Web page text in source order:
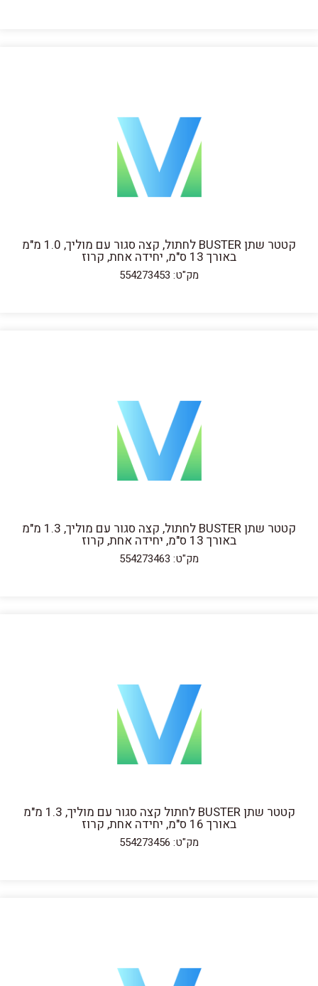
קטטר שתן BUSTER לחתול, קצה סגור עם מוליך, 1.0 מ"מ
באורך 13 ס"מ, יחידה אחת, קרוז
מק"ט: 554273453
קטטר שתן BUSTER לחתול, קצה סגור עם מוליך, 1.3 מ"מ
באורך 13 ס"מ, יחידה אחת, קרוז
מק"ט: 554273463
קטטר שתן BUSTER לחתול קצה סגור עם מוליך, 1.3 מ"מ
באורך 16 ס"מ, יחידה אחת, קרוז
מק"ט: 554273456